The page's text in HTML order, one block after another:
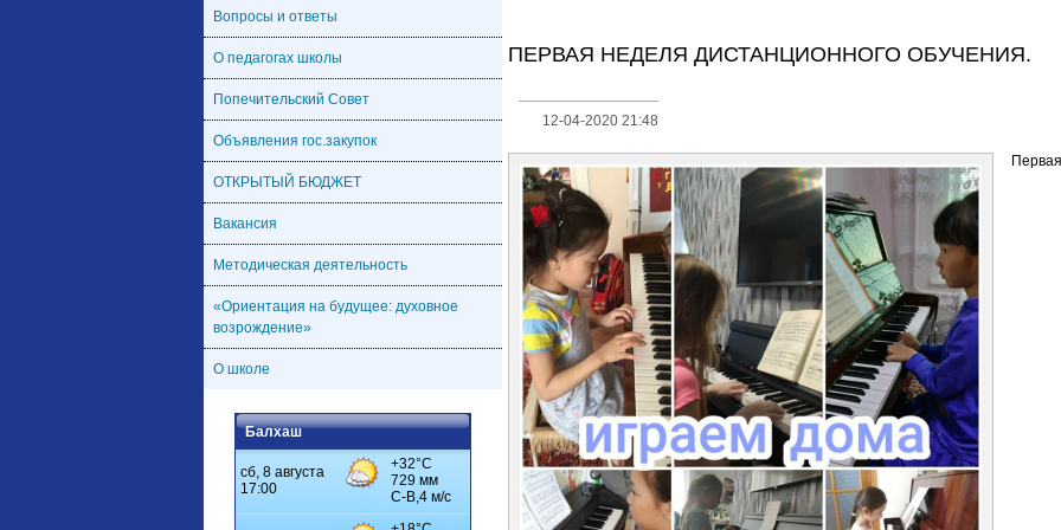
Вопросы и ответы
О педагогах школы
Попечительский Совет
Объявления гос.закупок
ОТКРЫТЫЙ БЮДЖЕТ
Вакансия
Методическая деятельность
«Ориентация на будущее: духовное
возрождение»
О школе
Балхаш
ПЕРВАЯ НЕДЕЛЯ ДИСТАНЦИОННОГО ОБУЧЕНИЯ.
12-04-2020 21:48